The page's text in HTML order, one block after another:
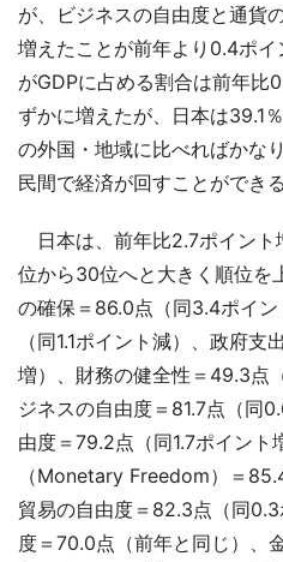
が、ビジネスの自由度と通貨
増えたことが前年より0.4ポ
がGDPに占める割合は前年比
ずかに増えたが、日本は39.1
の外国・地域に比べればかな
民間で経済が回すことができ
日本は、前年比2.7ポイン
位から30位へと大きく順位を
の確保＝86.0点（同3.4ポイ
（同1.1ポイント減）、政府支
増）、財務の健全性＝49.3点
ジネスの自由度＝81.7点（同
由度＝79.2点（同1.7ポイント
（Monetary Freedom）＝
貿易の自由度＝82.3点（同
度＝70.0点（前年と同じ）、